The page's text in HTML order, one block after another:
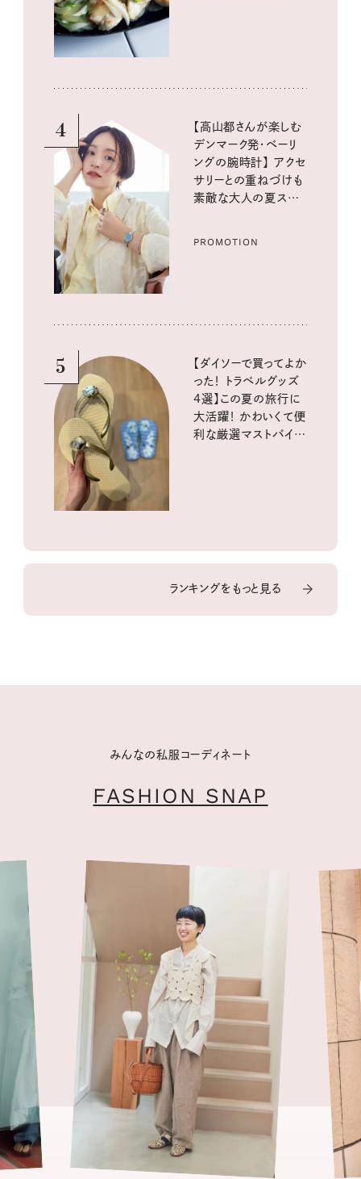
4
【高山都さんが楽しむ
デンマーク発・ベーリ
ングの腕時計】 アクセ
サリーとの重ねづけも
素敵な大人の夏スタイ
PROMOTION
5
【ダイソーで買ってよか
った！ トラベルグッズ
4選】この夏の旅行に
大活躍！ かわいくて便
利な厳選マストバイア
ランキングをもっと見る
みんなの私服コーディネート
FASHION SNAP